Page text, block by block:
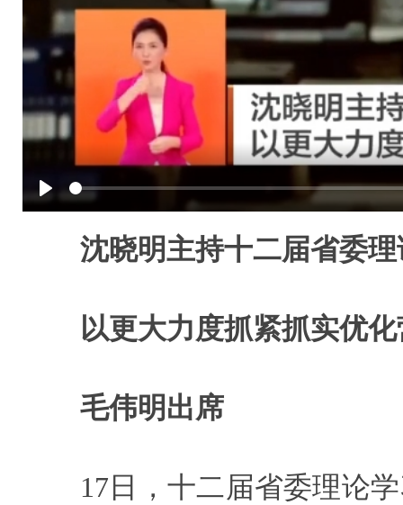
Play
沈晓明主持十二届省委
以更大力度抓紧抓实优
毛伟明出席
17日，十二届省委理论